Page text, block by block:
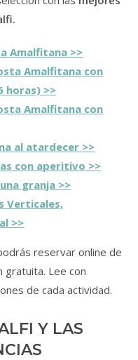
Amalfitana >>
Amalfitana con
horas) >>
Amalfitana con
al atardecer >>
con aperitivo >>
granja >>
Verticales,
>>
reservar online de
gratuita. Lee con
de cada actividad.
Y LAS